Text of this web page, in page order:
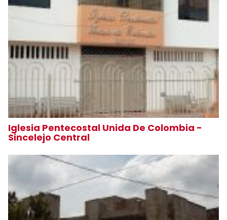
Iglesia Pentecostal Unida De Colombia -
Sincelejo Central